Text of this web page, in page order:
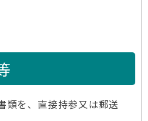
類を、直接持参又は郵送